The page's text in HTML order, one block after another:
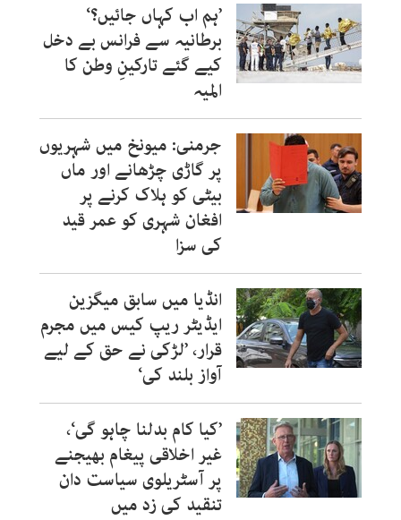
’ہم اب کہاں جائیں؟‘
برطانیہ سے فرانس بے دخل
کیے گئے تارکینِ وطن کا
المیہ
جرمنی: میونخ میں شہریوں
پر گاڑی چڑھانے اور ماں
بیٹی کو ہلاک کرنے پر
افغان شہری کو عمر قید
کی سزا
انڈیا میں سابق میگزین
ایڈیٹر ریپ کیس میں مجرم
قرار، ’لڑکی نے حق کے لیے
آواز بلند کی‘
’کیا کام بدلنا چاہو گی‘،
غیر اخلاقی پیغام بھیجنے
پر آسٹریلوی سیاست دان
تنقید کی زد میں